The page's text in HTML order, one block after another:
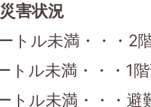
害状況
トル未満・・・2
トル未満・・・1
トル未満・・・避